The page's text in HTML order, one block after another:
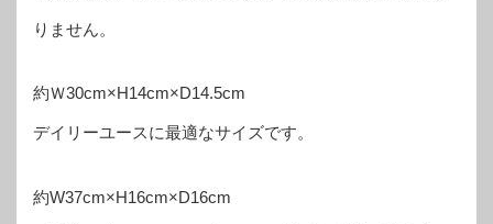
りません。
約Ｗ30cm×H14cm×D14.5cm
デイリーユースに最適なサイズです。
約W37cm×H16cm×D16cm